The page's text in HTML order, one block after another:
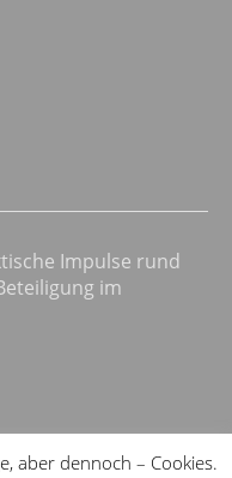
Impulse rund
im
aber dennoch – Cookies.